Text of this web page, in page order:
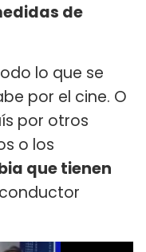
de
lo que se
por el cine. O
por otros
o los
que tienen